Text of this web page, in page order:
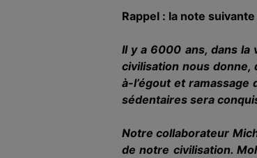
Rappel : la note
Il y a 6000 ans, dans la
civilisation nous donne,
à-l’égout et
sédentaires sera
Notre collaborateur
de notre civilisa­tion.